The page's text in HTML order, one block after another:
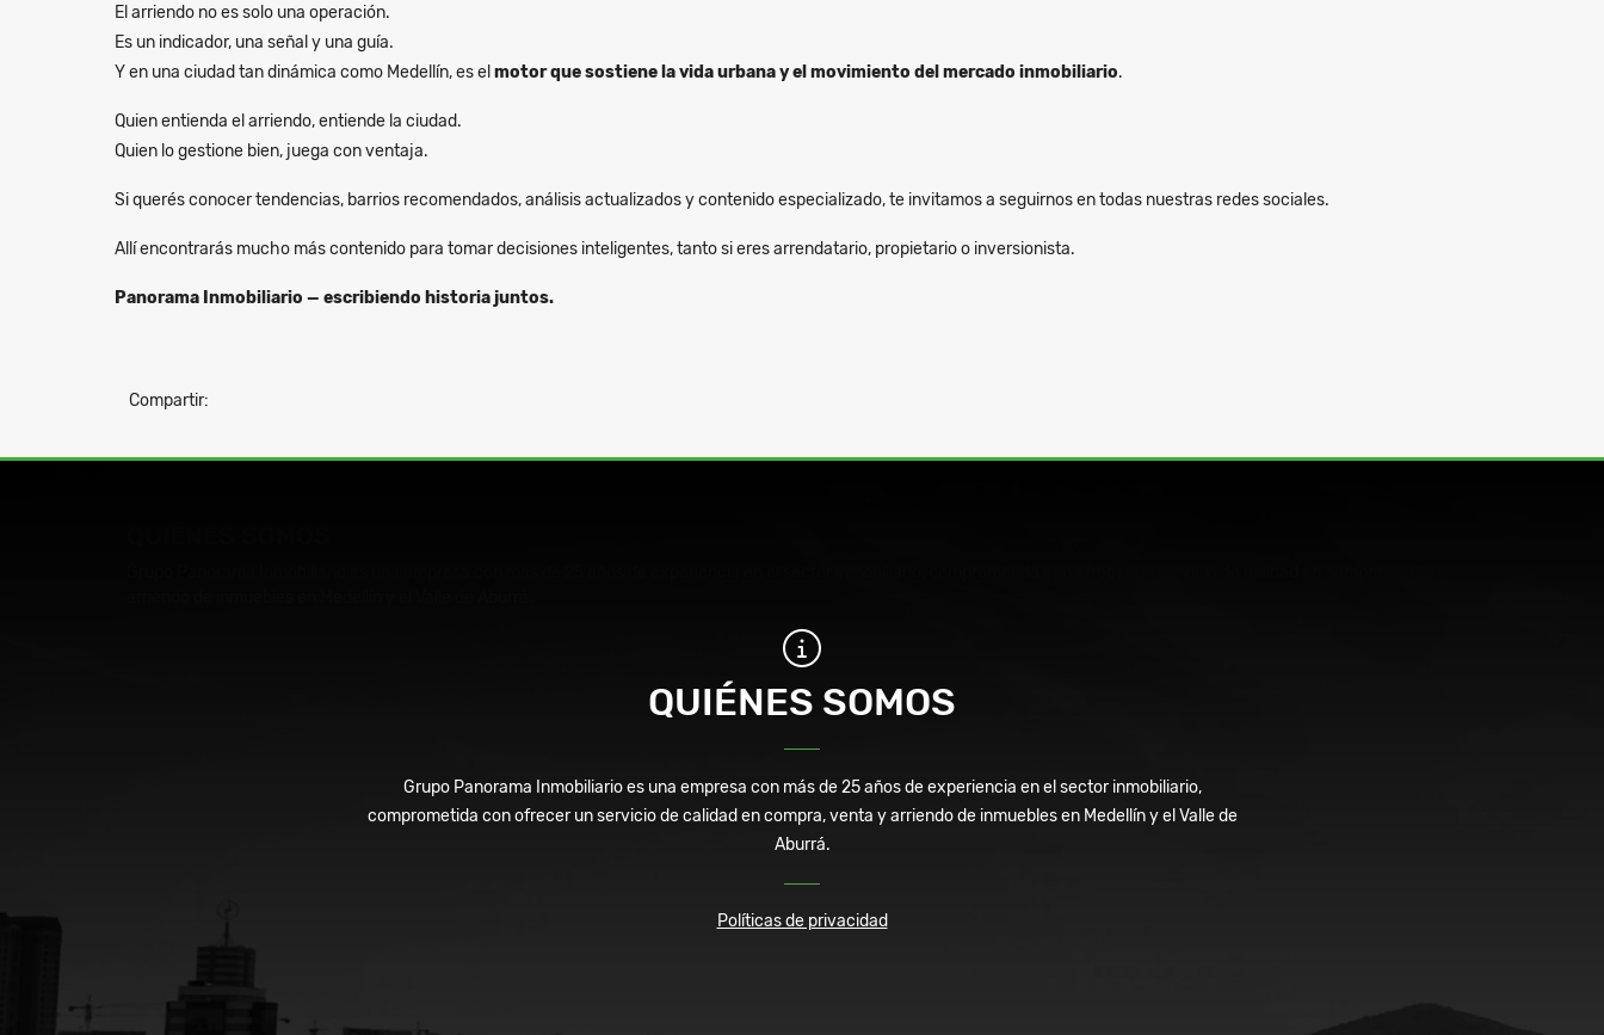
El arriendo no es solo una operación.
Es un indicador, una señal y una guía.
Y en una ciudad tan dinámica como Medellín, es el motor que sostiene la vida urbana y el movimiento del mercado inmobiliario.
Quien entienda el arriendo, entiende la ciudad.
Quien lo gestione bien, juega con ventaja.
Si querés conocer tendencias, barrios recomendados, análisis actualizados y contenido especializado, te invitamos a seguirnos en todas nuestras redes sociales.
Allí encontrarás mucho más contenido para tomar decisiones inteligentes, tanto si eres arrendatario, propietario o inversionista.
Panorama Inmobiliario — escribiendo historia juntos.
Compartir:
QUIÉNES SOMOS
Grupo Panorama Inmobiliario es una empresa con más de 25 años de experiencia en el sector inmobiliario,
comprometida con ofrecer un servicio de calidad en compra, venta y arriendo de inmuebles en Medellín y el Valle de
Aburrá.
Políticas de privacidad